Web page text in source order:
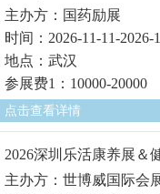
主办方：国药励展
时间：2026-11-11-2026-
地点：武汉
参展费1：10000-20000
点击查看详情
2026深圳乐活康养展＆
主办方：世博威国际会